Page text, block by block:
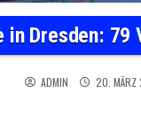
in Dresden:
ADMIN 20.